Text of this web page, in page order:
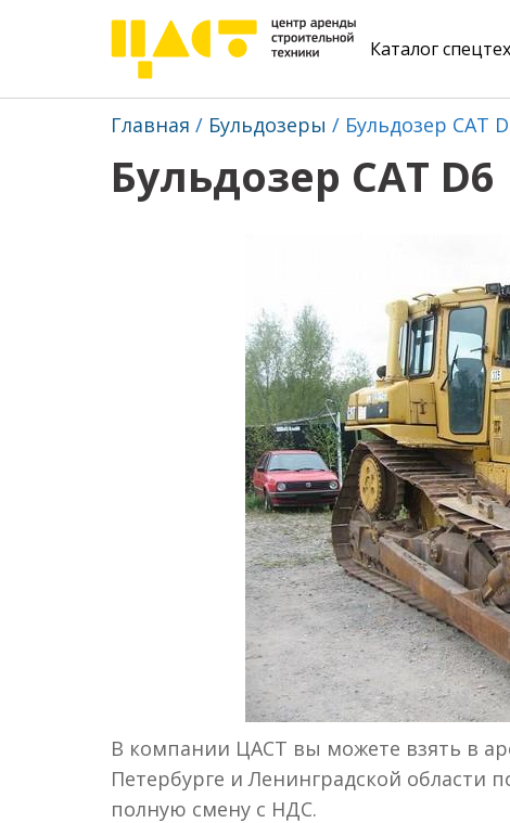
Каталог
Главная Бульдозеры Бульдозер CAT
Бульдозер CAT D6
В компании ЦАСТ вы можете взять в
Петербурге и Ленинградской области
полную смену с НДС.